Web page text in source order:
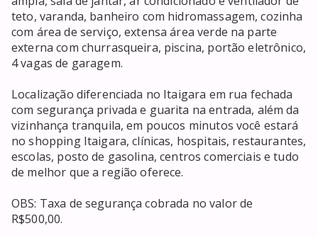
teto, varanda, banheiro com hidromassagem, cozinha
com área de serviço, extensa área verde na parte
externa com churrasqueira, piscina, portão eletrônico,
4 vagas de garagem.
Localização diferenciada no Itaigara em rua fechada
com segurança privada e guarita na entrada, além da
vizinhança tranquila, em poucos minutos você estará
no shopping Itaigara, clínicas, hospitais, restaurantes,
escolas, posto de gasolina, centros comerciais e tudo
de melhor que a região oferece.
OBS: Taxa de segurança cobrada no valor de
R$500,00.